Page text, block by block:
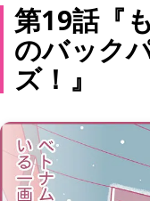
第19話『
のバック
ズ！』